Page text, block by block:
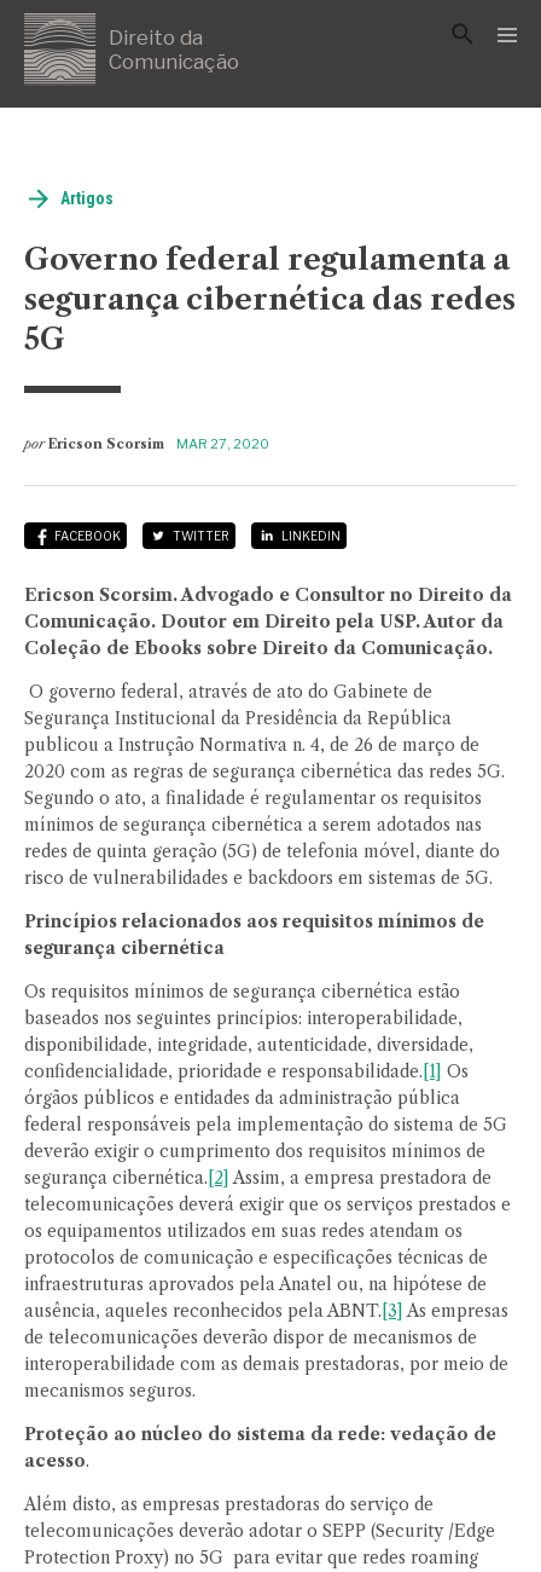
Direito da
Comunicação
Artigos
Governo federal regulamenta a
segurança cibernética das redes
5G
por Ericson Scorsim MAR 27, 2020
FACEBOOK TWITTER LINKEDIN
Ericson Scorsim. Advogado e Consultor no Direito da
Comunicação. Doutor em Direito pela USP. Autor da
Coleção de Ebooks sobre Direito da Comunicação.
O governo federal, através de ato do Gabinete de
Segurança Institucional da Presidência da República
publicou a Instrução Normativa n. 4, de 26 de março de
2020 com as regras de segurança cibernética das redes 5G.
Segundo o ato, a finalidade é regulamentar os requisitos
mínimos de segurança cibernética a serem adotados nas
redes de quinta geração (5G) de telefonia móvel, diante do
risco de vulnerabilidades e backdoors em sistemas de 5G.
Princípios relacionados aos requisitos mínimos de
segurança cibernética
Os requisitos mínimos de segurança cibernética estão
baseados nos seguintes princípios: interoperabilidade,
disponibilidade, integridade, autenticidade, diversidade,
confidencialidade, prioridade e responsabilidade. [1] Os
órgãos públicos e entidades da administração pública
federal responsáveis pela implementação do sistema de 5G
deverão exigir o cumprimento dos requisitos mínimos de
segurança cibernética. [2] Assim, a empresa prestadora de
telecomunicações deverá exigir que os serviços prestados e
os equipamentos utilizados em suas redes atendam os
protocolos de comunicação e especificações técnicas de
infraestruturas aprovados pela Anatel ou, na hipótese de
ausência, aqueles reconhecidos pela ABNT. [3] As empresas
de telecomunicações deverão dispor de mecanismos de
interoperabilidade com as demais prestadoras, por meio de
mecanismos seguros.
Proteção ao núcleo do sistema da rede: vedação de
acesso.
Além disto, as empresas prestadoras do serviço de
telecomunicações deverão adotar o SEPP (Security /Edge
Protection Proxy) no 5G para evitar que redes roaming